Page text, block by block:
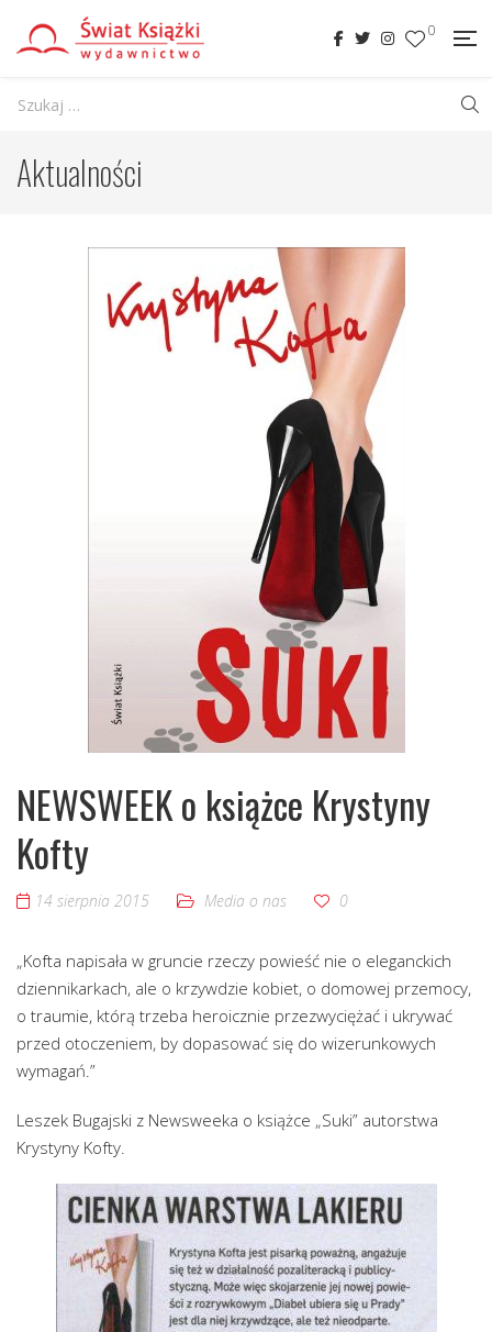
0
Aktualności
NEWSWEEK o książce Krystyny
Kofty
14 sierpnia 2015 Media o nas 0
„Kofta napisała w gruncie rzeczy powieść nie o eleganckich
dziennikarkach, ale o krzywdzie kobiet, o domowej przemocy,
o traumie, którą trzeba heroicznie przezwyciężać i ukrywać
przed otoczeniem, by dopasować się do wizerunkowych
wymagań.”
Leszek Bugajski z Newsweeka o książce „Suki” autorstwa
Krystyny Kofty.